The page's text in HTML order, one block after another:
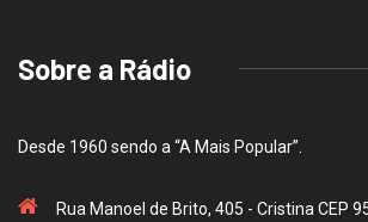
Sobre a Rádio
Desde 1960 sendo a “A Mais Popular”.
Rua Manoel de Brito, 405 - Cristina CEP